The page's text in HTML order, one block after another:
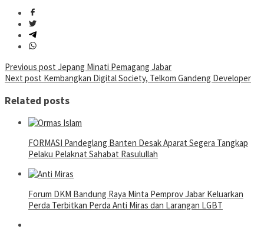
Post
navigation
Previous post Jepang Minati Pemagang Jabar
Next post Kembangkan Digital Society, Telkom Gandeng Developer
Related posts
FORMASI Pandeglang Banten Desak Aparat Segera Tangkap
Pelaku Pelaknat Sahabat Rasulullah
Forum DKM Bandung Raya Minta Pemprov Jabar Keluarkan
Perda Terbitkan Perda Anti Miras dan Larangan LGBT